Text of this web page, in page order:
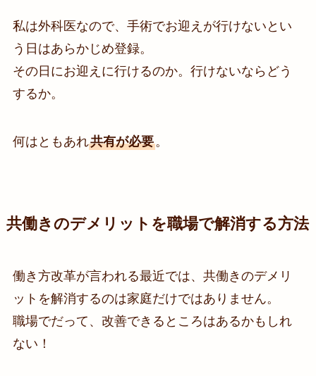
私は外科医なので、手術でお迎えが行けないとい
う日はあらかじめ登録。
その日にお迎えに行けるのか。行けないならどう
するか。
何はともあれ共有が必要。
共働きのデメリットを職場で解消する方法
働き方改革が言われる最近では、共働きのデメリ
ットを解消するのは家庭だけではありません。
職場でだって、改善できるところはあるかもしれ
ない！